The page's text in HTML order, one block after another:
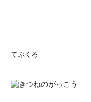
てぶくろ